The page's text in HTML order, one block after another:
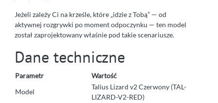
Jeżeli zależy Ci na krześle, które „idzie z Tobą” — od
aktywnej rozgrywki po moment odpoczynku — ten model
został zaprojektowany właśnie pod takie scenariusze.
Dane techniczne
Parametr
Wartość
Model
Talius Lizard v2 Czerwony (TAL-
LIZARD-V2-RED)